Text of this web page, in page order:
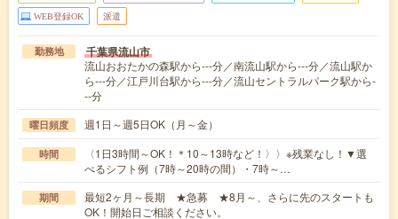
WEB登録OK 派遣
勤務地 千葉県流山市
流山おおたかの森駅から---分／南流山駅から---分／流山駅か
ら---分／江戸川台駅から---分／流山セントラルパーク駅から-
--分
曜日頻度 週1日～週5日OK（月～金）
時間
〈1日3時間～OK！＊10～13時など！〉〉※残業なし！▼選
べるシフト例（7時～20時の間）・7時～…
期間
最短2ヶ月～長期 ★急募 ★8月～、さらに先のスタートも
OK！開始日ご相談ください。